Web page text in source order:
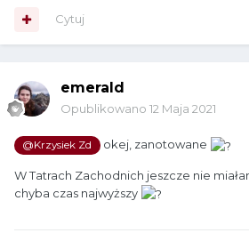
Cytuj
emerald
Opublikowano 12 Maja 2021
@Krzysiek Zd okej, zanotowane
W Tatrach Zachodnich jeszcze nie
chyba czas najwyższy